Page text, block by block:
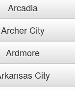
Arcadia
Archer City
Ardmore
City